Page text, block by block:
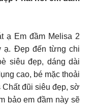
ạ Em đầm Melisa 2
ạ. Đẹp đến từng chi
siêu đẹp, dáng dài
cao, bé mặc thoải
đũi siêu đẹp, sờ
bảo em đầm này sẽ